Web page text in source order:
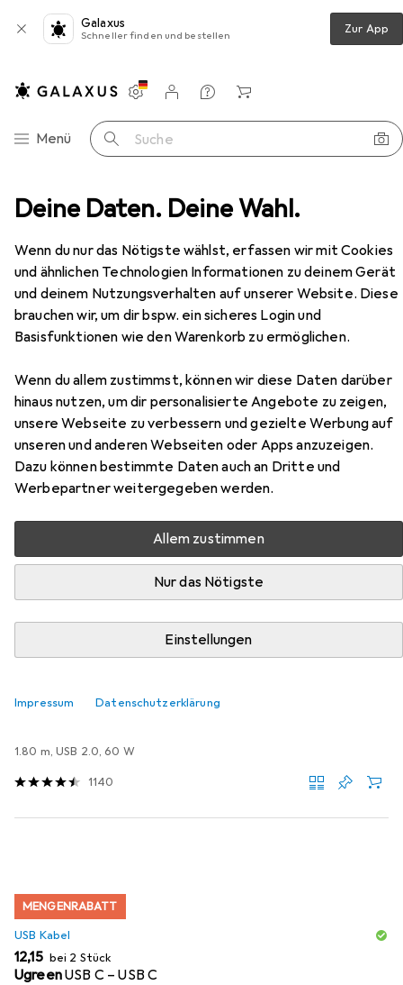
Deine Daten. Deine Wahl.
Wenn du nur das Nötigste wählst, erfassen wir mit Cookies
und ähnlichen Technologien Informationen zu deinem Gerät
und deinem Nutzungsverhalten auf unserer Website. Diese
brauchen wir, um dir bspw. ein sicheres Login und
Basisfunktionen wie den Warenkorb zu ermöglichen.
Wenn du allem zustimmst, können wir diese Daten darüber
hinaus nutzen, um dir personalisierte Angebote zu zeigen,
unsere Webseite zu verbessern und gezielte Werbung auf
unseren und anderen Webseiten oder Apps anzuzeigen.
Dazu können bestimmte Daten auch an Dritte und
Werbepartner weitergegeben werden.
Allem zustimmen
Nur das Nötigste
Einstellungen
Impressum Datenschutzerklärung
Galaxus
Schneller finden und bestellen Zur App
Navigation nach Kategorien
Menü Suche
Einstellungen
Kundenkonto
Vergleichslisten
Merklisten
Warenkorb
PWS-2234 7 Watt RMS IPX6 Bleutooth Lautsprecher
Kodak PWS-2234 7 Watt RMS IPX6
Bleutooth Lautsprecher
9.50 h
Zubehör für Kodak PWS-2234 7
Watt RMS IPX6 Bleutooth
Lautsprecher
Hier findest du passendes Zubehör zum Produkt Kodak
PWS-2234 7 Watt RMS IPX6 Bleutooth Lautsprecher aus
der Kategorie USB Kabel.
Relevanz
MENGENRABATT
EUR
7,28
1.80 m, USB 2.0, 60 W
1140
MENGENRABATT
USB Kabel
EUR
12,15 bei 2 Stück
UgreenUSB C – USB C